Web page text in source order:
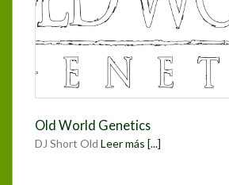
Old World Genetics
DJ Short Old Leer más [...]